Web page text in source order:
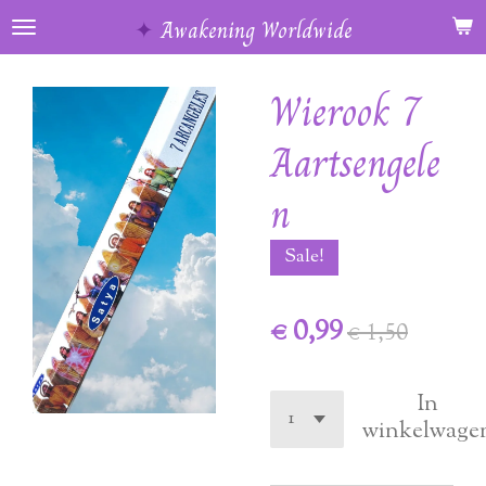
Ga
direct
hoofdinhoud
✦ Awakening Worldwide
Wierook 7
Aartsengele
n
Sale!
€ 0,99€ 1,50
In